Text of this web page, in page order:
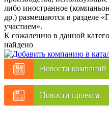
либо иностранное
др.) размещаются в разделе
участием».
К сожалению в данной
найдено
Новости компаний
Новости проекта